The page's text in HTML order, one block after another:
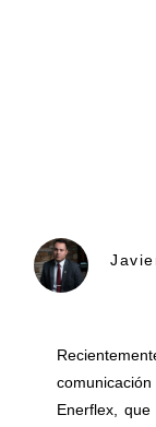
Enerflex,